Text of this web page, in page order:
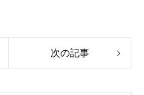
次の記事